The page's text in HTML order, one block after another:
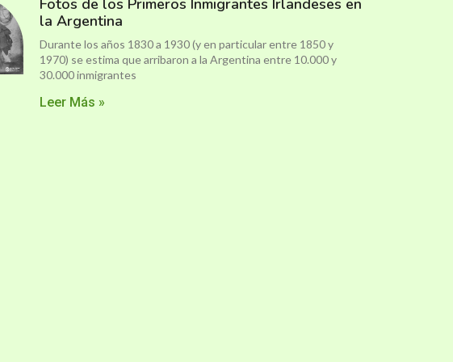
Fotos de los Primeros Inmigrantes Irlandeses en
la Argentina
Durante los años 1830 a 1930 (y en particular entre 1850 y
1970) se estima que arribaron a la Argentina entre 10.000 y
30.000 inmigrantes
Leer Más »